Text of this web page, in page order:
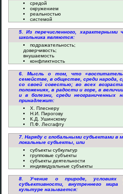
средой
окружением
реальностью
системой
5. Из перечисленного, характерными
школьника являются:
подражательность;
доверчивость;
внушаемость
конфликтность
6. Мысль о том, что «воспитатель
семействе, в обществе, среди народа,
со своей совестью; во всех
положениях, в радости и горе, в
и в болезни, среди неограниченных
принадлежит:
Х. Плеснеру
Н.И. Пирогову
К.Д. Ушинскому
П.Ф. Лесгафту
7. Наряду с глобальными субъектами в
локальные субъекты, или
субъекты субкультур
групповые субъекты
субъекты деятельности
индивидуальные субъекты
8. Учение о природе, условиях
субъективности, внутреннего
культуре называется: